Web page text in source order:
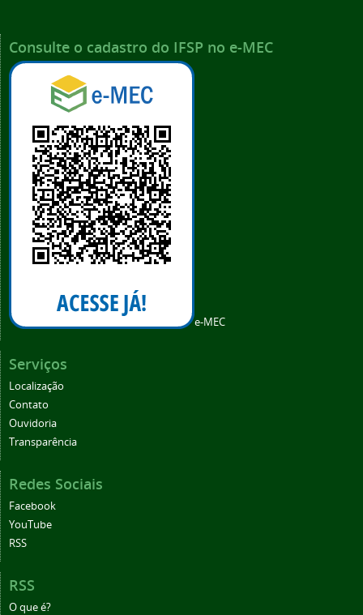
Consulte o cadastro do IFSP no e-MEC
e-MEC
Serviços
Localização
Contato
Ouvidoria
Transparência
Redes Sociais
Facebook
YouTube
RSS
RSS
O que é?